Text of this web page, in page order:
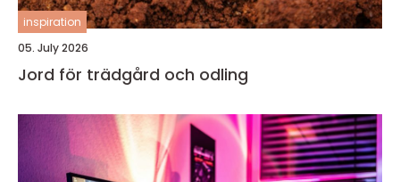
inspiration
05. July 2026
Jord för trädgård och odling